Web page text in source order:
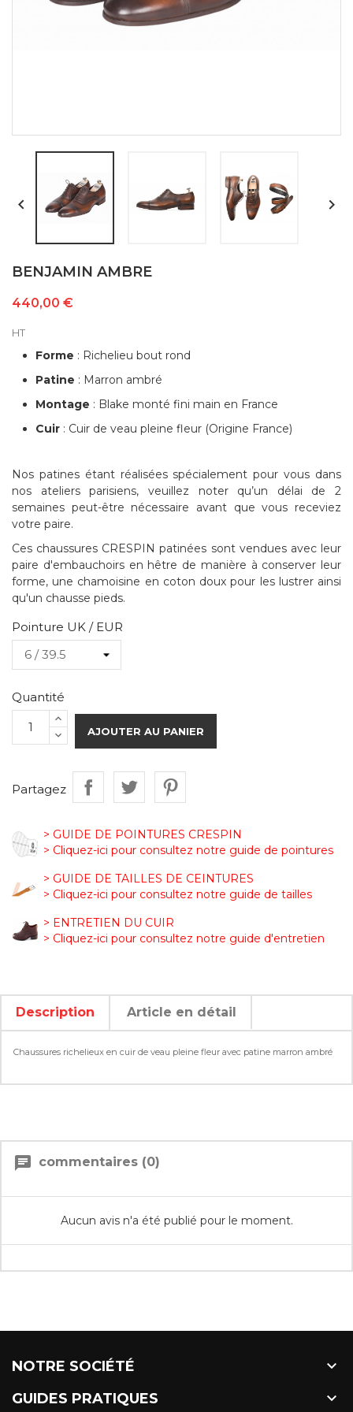
 
BENJAMIN AMBRE
440,00 €
HT
Forme : Richelieu bout rond
Patine : Marron ambré
Montage : Blake monté fini main en France
Cuir : Cuir de veau pleine fleur (Origine France)
Nos patines étant réalisées spécialement pour vous dans
nos ateliers parisiens, veuillez noter qu’un délai de 2
semaines peut-être nécessaire avant que vous receviez
votre paire.
Ces chaussures CRESPIN patinées sont vendues avec leur
paire d'embauchoirs en hêtre de manière à conserver leur
forme, une chamoisine en coton doux pour les lustrer ainsi
qu'un chausse pieds.
Pointure UK / EUR
Quantité
AJOUTER AU PANIER
Partagez
> GUIDE DE POINTURES CRESPIN
> Cliquez-ici pour consultez notre guide de pointures
> GUIDE DE TAILLES DE CEINTURES
> Cliquez-ici pour consultez notre guide de tailles
> ENTRETIEN DU CUIR
> Cliquez-ici pour consultez notre guide d'entretien
Description Article en détail
Chaussures richelieux en cuir de veau pleine fleur avec patine marron ambré
chat commentaires (0)
Aucun avis n'a été publié pour le moment.
NOTRE SOCIÉTÉ 
GUIDES PRATIQUES 